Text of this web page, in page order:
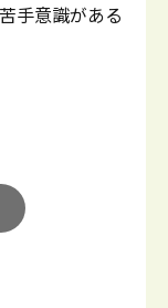
手意識がある